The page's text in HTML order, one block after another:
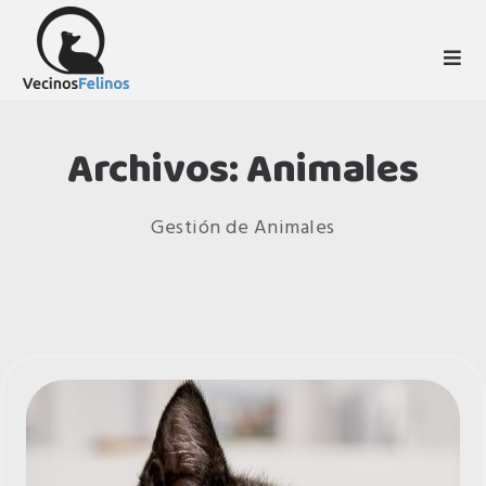
content
ASOCIACIÓN VECINOS FELINOS
Archivos:Animales
Gestión de Animales